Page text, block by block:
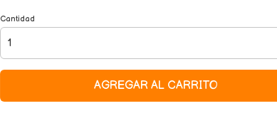
Cantidad
AGREGAR AL CARRITO